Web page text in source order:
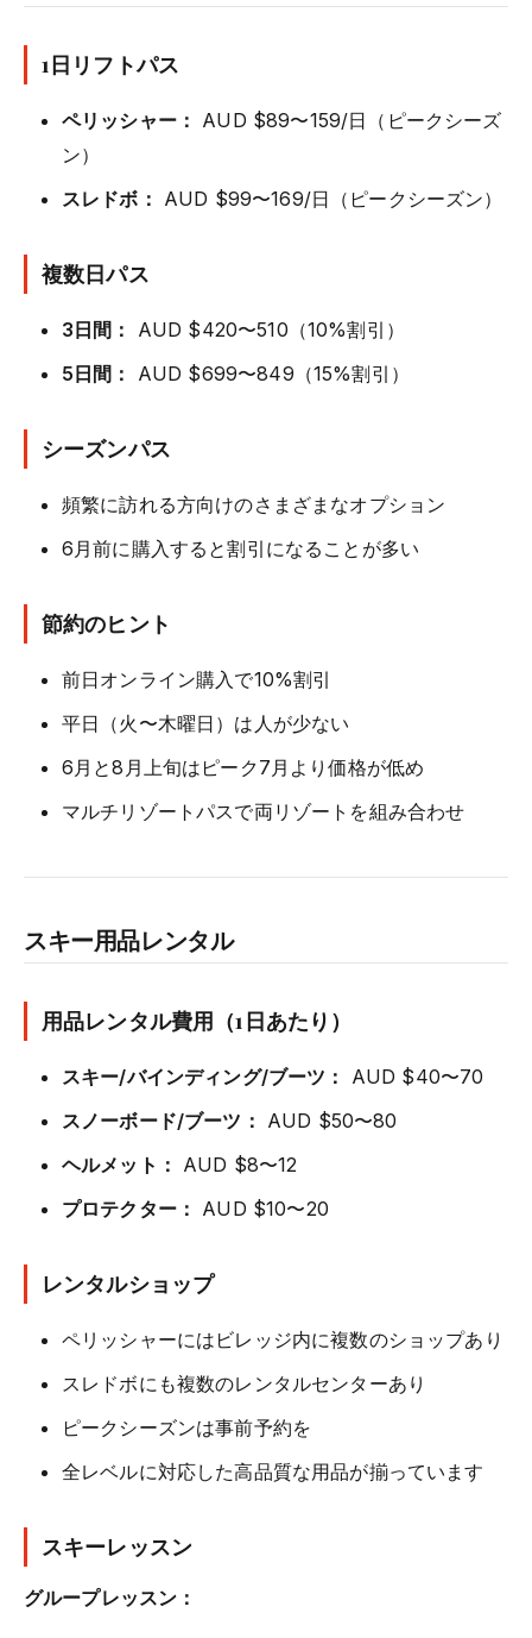
1日リフトパス
ペリッシャー： AUD $89〜159/日（ピークシーズ
ン）
スレドボ： AUD $99〜169/日（ピークシーズン）
複数日パス
3日間：
AUD $420〜510（10%割引）
5日間：
AUD $699〜849（15%割引）
シーズンパス
頻繁に訪れる方向けのさまざまなオプション
6月前に購入すると割引になることが多い
節約のヒント
前日オンライン購入で10%割引
平日（火〜木曜日）は人が少ない
6月と8月上旬はピーク7月より価格が低め
マルチリゾートパスで両リゾートを組み合わせ
スキー用品レンタル
用品レンタル費用（1日あたり）
スキー/バインディング/ブーツ：
AUD $40〜70
スノーボード/ブーツ： AUD $50〜80
ヘルメット： AUD $8〜12
プロテクター： AUD $10〜20
レンタルショップ
ペリッシャーにはビレッジ内に複数のショップあり
スレドボにも複数のレンタルセンターあり
ピークシーズンは事前予約を
全レベルに対応した高品質な用品が揃っています
スキーレッスン
グループレッスン：